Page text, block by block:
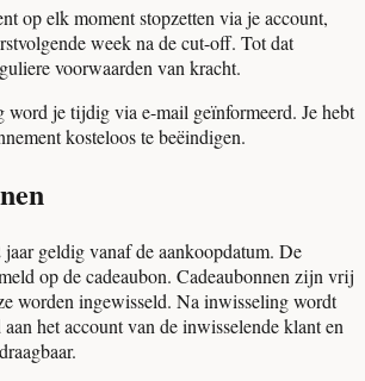
op elk moment stopzetten via je account,
week na de cut-off. Tot dat
voorwaarden van kracht.
je tijdig via e-mail geïnformeerd. Je hebt
kosteloos te beëindigen.
geldig vanaf de aankoopdatum. De
op de cadeaubon. Cadeaubonnen zijn vrij
worden ingewisseld. Na inwisseling wordt
het account van de inwisselende klant en